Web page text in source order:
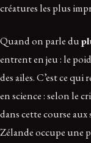
créatures les plus
Quand on parle du
entrent en jeu : le
des ailes. C’est ce
en science : selon le
dans cette course
Zélande occupe une